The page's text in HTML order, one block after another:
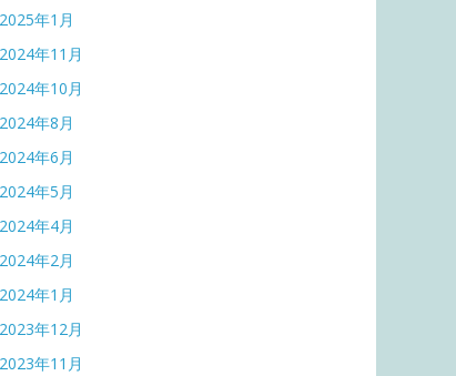
2025年1月
2024年11月
2024年10月
2024年8月
2024年6月
2024年5月
2024年4月
2024年2月
2024年1月
2023年12月
2023年11月